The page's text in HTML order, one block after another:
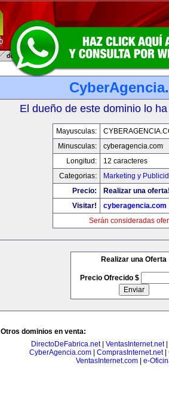
El dueño de este dominio lo
Mayusculas:
Minusculas:
cyberagencia.com
Longitud:
12 caracteres
Categorias:
Marketing y
Precio:
Realizar una
Visitar!
cyberagencia.com
Serán consideradas
Realizar una Oferta
Precio Ofrecido $
Otros dominios en venta:
DirectoDeFabrica.net| VentasInternet.net|
CyberAgencia.com| ComprasInternet.net|
VentasInternet.com
e-